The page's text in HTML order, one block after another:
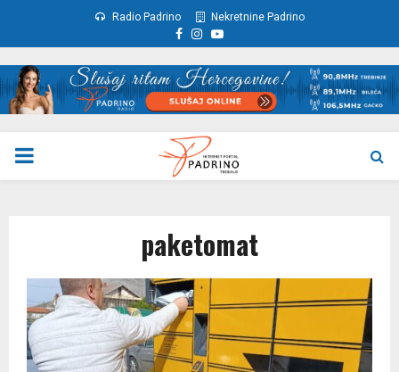
Radio Padrino Nekretnine Padrino
Facebook
Instagram
Youtube
PRIMARY
paketomat